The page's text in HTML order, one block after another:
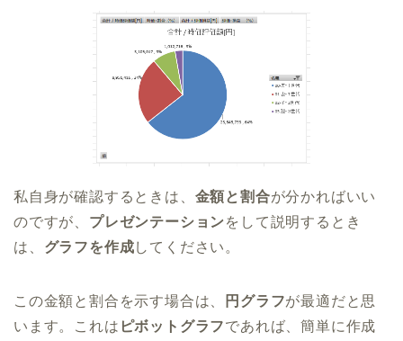
私自身が確認するときは、 金額と割合が分かればいい
のですが、 プレゼンテーションをして説明するとき
は、 グラフを作成してください。
この金額と割合を示す場合は、 円グラフが最適だと思
います。これは ピボットグラフであれば、簡単に作成